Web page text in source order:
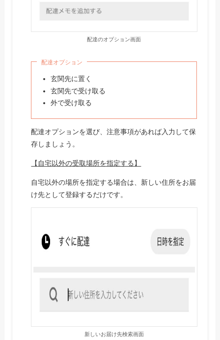
配達のオプション画面
配達オプション
玄関先に置く
玄関先で受け取る
外で受け取る
配達オプションを選び、注意事項があれば入力して保
存しましょう。
【自宅以外の受取場所を指定する】
自宅以外の場所を指定する場合は、新しい住所をお届
け先として登録するだけです。
新しいお届け先検索画面